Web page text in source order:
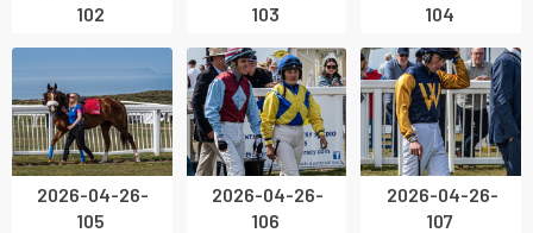
102
103
104
2026-04-26-
105
2026-04-26-
106
2026-04-26-
107